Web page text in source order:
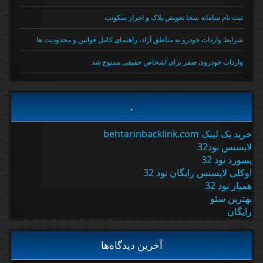
ثبت نام سامانه سخا تعویض پلاک و احراز سکونت
شرایط واردات خودرو به مناطق آزاد، راهنمای کامل قوانین و محدودیت ها
واردات خودروی صفر برای اشخاص حقیقی ممنوع شد
خرید بک لینک behtarinbacklink.com
لایسنس نود32
پسورد نود 32
اوکلی لایسنس رایگان نود 32
همیار نود 32
بهترین سئو
رایگان
آخرین دیدگاه‌ها